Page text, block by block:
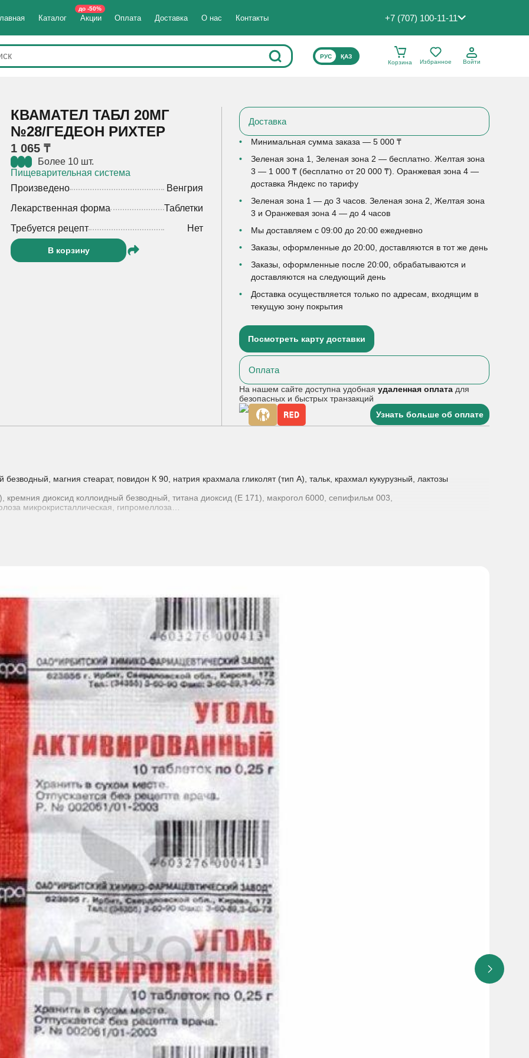
Каталог Акции
до -50%
Оплата Доставка О нас Контакты +7 (707) 100-11-11
ВЫБЕРИТЕ ЯЗЫК САЙТА
РУС
ҚАЗ
Корзина
Избранное Войти
КВАМАТЕЛ ТАБЛ 20МГ
№28/ГЕДЕОН РИХТЕР
1 065 ₸
Более 10 шт.
Пищеварительная система
Произведено
Венгрия
Лекарственная форма
Таблетки
Требуется рецепт
Нет
В корзину
Доставка
Минимальная сумма заказа — 5 000 ₸
Зеленая зона 1, Зеленая зона 2 — бесплатно. Желтая зона
3 — 1 000 ₸ (бесплатно от 20 000 ₸). Оранжевая зона 4 —
доставка Яндекс по тарифу
Зеленая зона 1 — до 3 часов. Зеленая зона 2, Желтая зона
3 и Оранжевая зона 4 — до 4 часов
Мы доставляем с 09:00 до 20:00 ежедневно
Заказы, оформленные до 20:00, доставляются в тот же день
Заказы, оформленные после 20:00, обрабатываются и
доставляются на следующий день
Доставка осуществляется только по адресам, входящим в
текущую зону покрытия
Посмотреть карту доставки
Оплата
На нашем сайте доступна удобнаяудаленная оплата для
безопасных и быстрых транзакций
Узнать больше об оплате
магния стеарат, повидон К 90, натрия крахмала гликолят (тип А), тальк, крахмал кукурузный, лактозы
кремния диоксид коллоидный безводный, титана диоксид (Е 171), макрогол 6000, сепифильм 003,
микрокристаллическая, гипромеллоза
доза составляет 40 мг 1 раз в сутки, перед сном или 20 мг 2 раза в сутки (утром и вечером). Длительность
быть короче, если эндоскопическим исследованием показано раннее заживление язв. В большинстве случаев
пациентов, у которых заживление язв не происходит после 4-х недель, рекомендуется применение препарата в течение
(НПВП-гастропатия, стрессовые, послеоперационные язвы)
лечения 4-8 недель, если эндоскопия не показывает более раннего заживления язв.
веществу или к любым
H2 рецепторов
опыта применения)
фамотидин необходимо принимать с осторожностью, в меньших дозах.
или если неприятные ощущения в животе не проходят, следует обратиться за медицинской помощью.